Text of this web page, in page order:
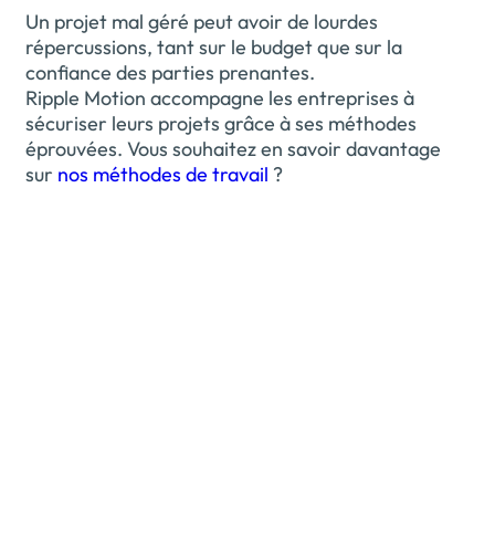
Un projet mal géré peut avoir de lourdes
répercussions, tant sur le budget que sur la
confiance des parties prenantes.
Ripple Motion accompagne les entreprises à
sécuriser leurs projets grâce à ses méthodes
éprouvées. Vous souhaitez en savoir davantage
sur nos méthodes de travail ?